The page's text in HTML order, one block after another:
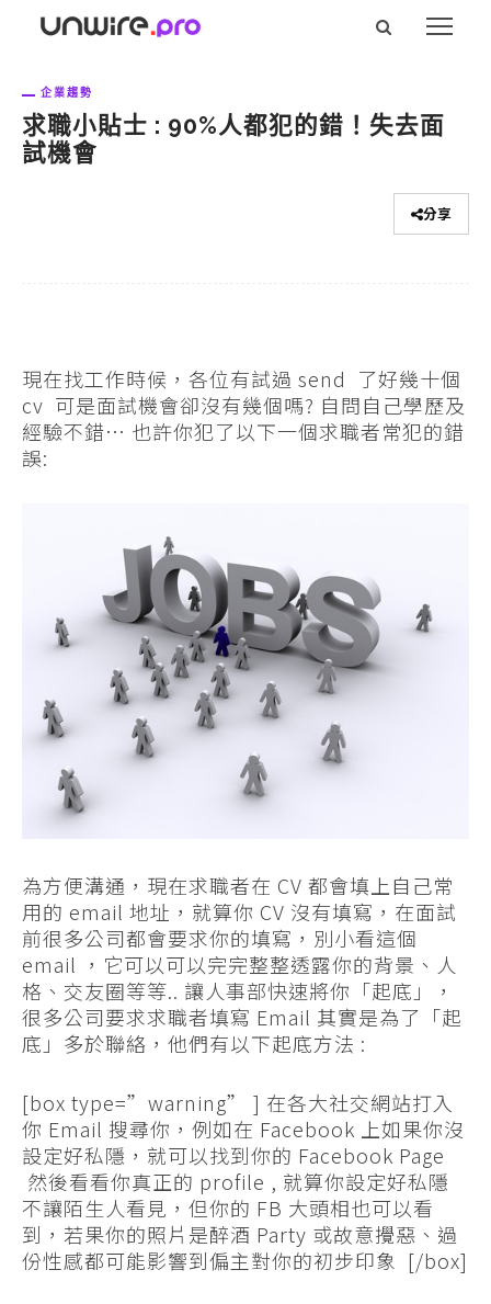
企業趨勢
求職小貼士 : 90%人都犯的錯！失去面
試機會
分享
現在找工作時候，各位有試過 send 了好幾十個
cv 可是面試機會卻沒有幾個嗎? 自問自己學歷及
經驗不錯… 也許你犯了以下一個求職者常犯的錯
誤:
為方便溝通，現在求職者在 CV 都會填上自己常
用的 email 地址，就算你 CV 沒有填寫，在面試
前很多公司都會要求你的填寫，別小看這個
email ，它可以可以完完整整透露你的背景、人
格、交友圈等等.. 讓人事部快速將你「起底」，
很多公司要求求職者填寫 Email 其實是為了「起
底」多於聯絡，他們有以下起底方法 :
[box type=”warning” ] 在各大社交網站打入
你 Email 搜尋你，例如在 Facebook 上如果你沒
設定好私隱，就可以找到你的 Facebook Page
然後看看你真正的 profile , 就算你設定好私隱
不讓陌生人看見，但你的 FB 大頭相也可以看
到，若果你的照片是醉酒 Party 或故意攪惡、過
份性感都可能影響到偏主對你的初步印象 [/box]